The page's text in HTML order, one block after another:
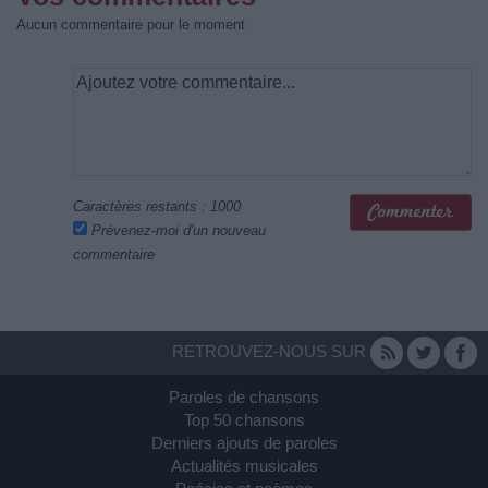
Aucun commentaire pour le moment
Caractères restants : 1000
Prévenez-moi d'un nouveau
commentaire
RETROUVEZ-NOUS SUR
Paroles de chansons
Top 50 chansons
Derniers ajouts de paroles
Actualités musicales